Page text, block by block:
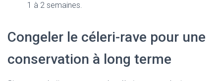
1 à 2 semaines.
Congeler le céleri-rave pour une
conservation à long terme